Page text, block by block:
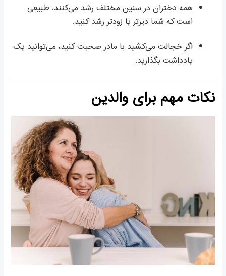
همه دختران در سنین مختلف رشد می‌کنند. طبیعی
است که شما دیرتر یا زودتر رشد کنید.
اگر خجالت می‌کشید با مادر صحبت کنید، می‌توانید یک
یادداشت بگذارید.
نکات مهم برای والدین